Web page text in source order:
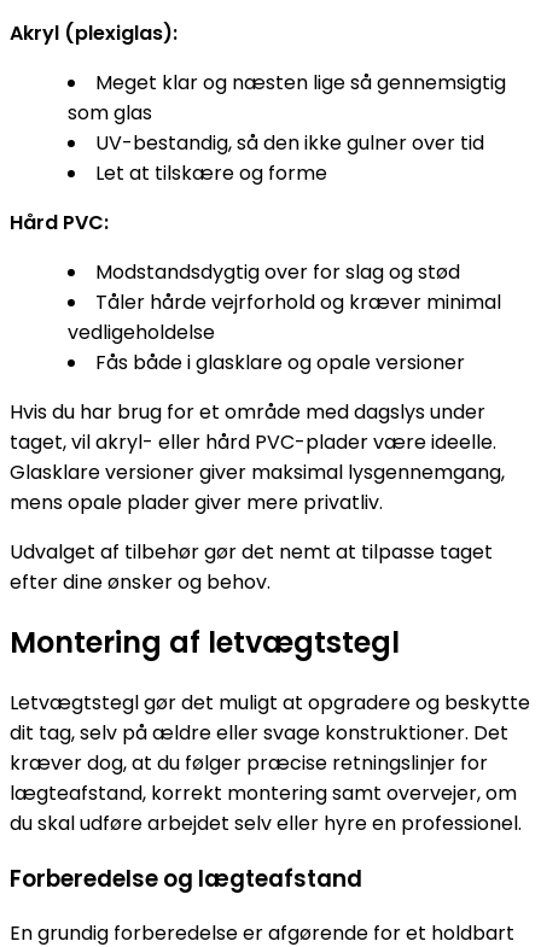
Akryl (plexiglas):
Meget klar og næsten lige så gennemsigtig
som glas
UV-bestandig, så den ikke gulner over tid
Let at tilskære og forme
Hård PVC:
Modstandsdygtig over for slag og stød
Tåler hårde vejrforhold og kræver minimal
vedligeholdelse
Fås både i glasklare og opale versioner
Hvis du har brug for et område med dagslys under
taget, vil akryl- eller hård PVC-plader være ideelle.
Glasklare versioner giver maksimal lysgennemgang,
mens opale plader giver mere privatliv.
Udvalget af tilbehør gør det nemt at tilpasse taget
efter dine ønsker og behov.
Montering af letvægtstegl
Letvægtstegl gør det muligt at opgradere og beskytte
dit tag, selv på ældre eller svage konstruktioner. Det
kræver dog, at du følger præcise retningslinjer for
lægteafstand, korrekt montering samt overvejer, om
du skal udføre arbejdet selv eller hyre en professionel.
Forberedelse og lægteafstand
En grundig forberedelse er afgørende for et holdbart